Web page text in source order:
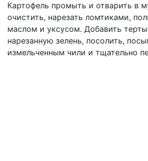
Картофель промыть и отварить в
очистить, нарезать ломтиками,
маслом и уксусом. Добавить
нарезанную зелень, посолить,
измельченным чили и тщательно